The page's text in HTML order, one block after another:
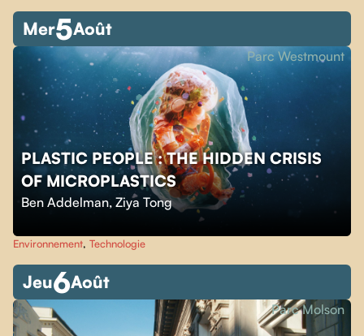
Mer5Août
PLASTIC PEOPLE : THE HIDDEN CRISIS
OF MICROPLASTICS
Ben Addelman, Ziya Tong
Parc Westmount
Environnement, Technologie
Jeu6Août
Parc Molson